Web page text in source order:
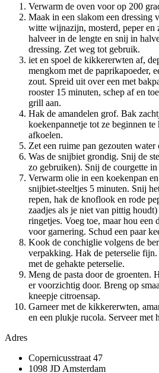
Verwarm de oven voor op 200
Maak in een slakom een dressing
witte wijnazijn, mosterd, peper en
halveer in de lengte en snij in
dressing. Zet weg tot gebruik.
iet en spoel de kikkererwten af,
mengkom met de paprikapoeder,
zout. Spreid uit over een met
rooster 15 minuten, schep af en
grill aan.
Hak de amandelen grof. Bak
koekenpannetje tot ze beginnen te
afkoelen.
Zet een ruime pan gezouten water
Was de snijbiet grondig. Snij de
zo gebruiken). Snij de courgette
Verwarm olie in een koekenpan
snijbiet-steeltjes 5 minuten. Snij
repen, hak de knoflook en rode
zaadjes als je niet van pittig
ringetjes. Voeg toe, maar hou een
voor garnering. Schud een paar
Kook de conchiglie volgens de
verpakking. Hak de peterselie fijn.
met de gehakte peterselie.
Meng de pasta door de groenten.
er voorzichtig door. Breng op
kneepje citroensap.
Garneer met de kikkererwten,
en een plukje rucola. Serveer met
Adres
Copernicusstraat 47
1098 JD Amsterdam